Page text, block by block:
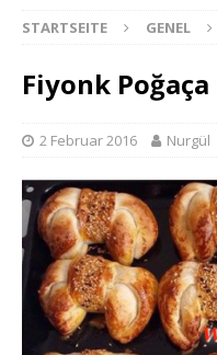
STARTSEITE GENEL
Fiyonk
2 Februar 2016 Nurgül